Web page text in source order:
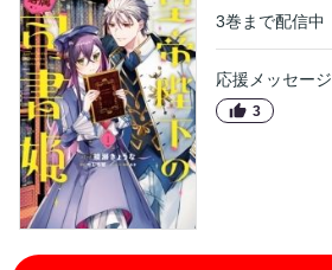
3巻 まで配信中
応援メッセージ
3